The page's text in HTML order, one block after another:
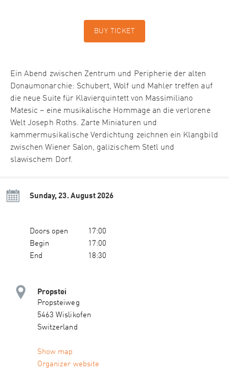
BUY TICKET
Ein Abend zwischen Zentrum und Peripherie der alten
Donaumonarchie: Schubert, Wolf und Mahler treffen auf
die neue Suite für Klavierquintett von Massimiliano
Matesic – eine musikalische Hommage an die verlorene
Welt Joseph Roths. Zarte Miniaturen und
kammermusikalische Verdichtung zeichnen ein Klangbild
zwischen Wiener Salon, galizischem Stetl und
slawischem Dorf.
Sunday, 23. August 2026
Doors open
17:00
Begin
17:00
End
18:30
Propstei
Propsteiweg
5463 Wislikofen
Switzerland
Show map
Organizer website